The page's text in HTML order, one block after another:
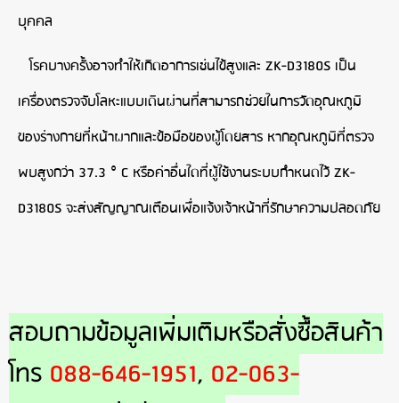
บุคคล
โรคบางครั้งอาจทำให้เกิดอาการเช่นไข้สูงและ ZK-D3180S เป็น
เครื่องตรวจจับโลหะแบบเดินผ่านที่สามารถช่วยในการวัดอุณหภูมิ
ของร่างกายที่หน้าผากและข้อมือของผู้โดยสาร หากอุณหภูมิที่ตรวจ
พบสูงกว่า 37.3 ° C หรือค่าอื่นใดที่ผู้ใช้งานระบบกำหนดไว้ ZK-
D3180S จะส่งสัญญาณเตือนเพื่อแจ้งเจ้าหน้าที่รักษาความปลอดภัย
สอบถามข้อมูลเพิ่มเติมหรือสั่งซื้อสินค้า
โทร 088-646-1951, 02-063-